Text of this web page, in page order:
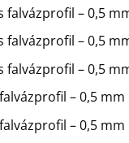
falvázprofil – 0,5
falvázprofil – 0,5
falvázprofil – 0,5
– 0,5
– 0,5